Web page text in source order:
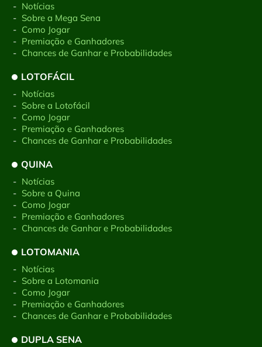
- Notícias
- Sobre a Mega Sena
- Como Jogar
- Premiação e Ganhadores
- Chances de Ganhar e Probabilidades
LOTOFÁCIL
- Notícias
- Sobre a Lotofácil
- Como Jogar
- Premiação e Ganhadores
- Chances de Ganhar e Probabilidades
QUINA
- Notícias
- Sobre a Quina
- Como Jogar
- Premiação e Ganhadores
- Chances de Ganhar e Probabilidades
LOTOMANIA
- Notícias
- Sobre a Lotomania
- Como Jogar
- Premiação e Ganhadores
- Chances de Ganhar e Probabilidades
DUPLA SENA